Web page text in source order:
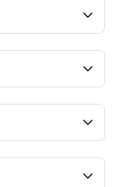
US